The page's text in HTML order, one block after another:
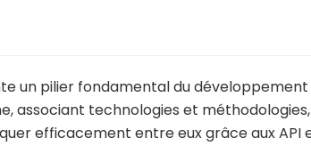
un pilier fondamental du
associant technologies et
efficacement entre eux grâce aux API